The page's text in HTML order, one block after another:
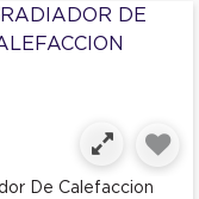
De Calefaccion